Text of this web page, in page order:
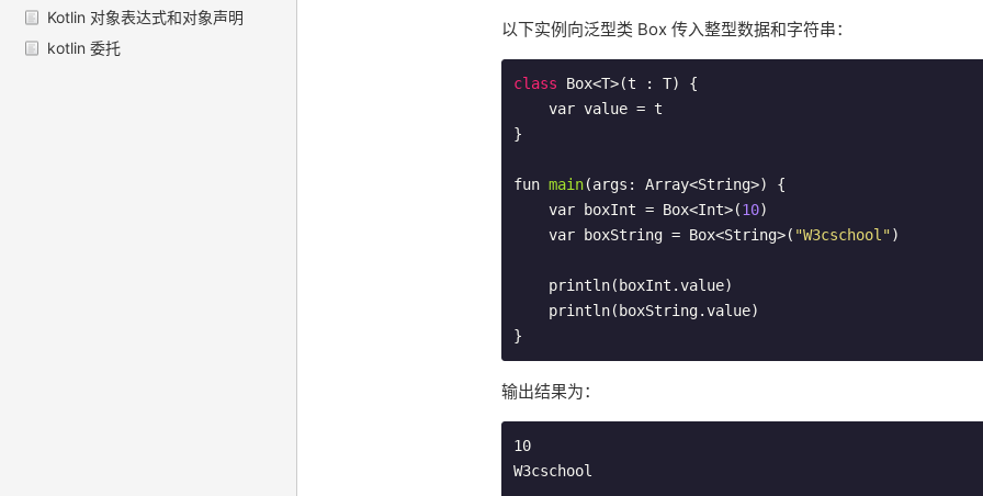
Kotlin 对象表达式和对象声明
kotlin 委托
以下实例向泛型类 Box 传入整型数据和字符串：
class Box<T>(t : T) {
}
fun main(args: Array<String>)
{
    var boxInt = Box<Int>(
10)
    var boxString = Box<String>(
"W3cschool")
}
输出结果为：
W3cschool